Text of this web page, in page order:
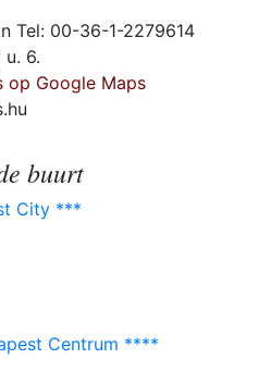
Tel: 00-36-1-2279614
u. 6.
op Google Maps
buurt
City ***
Centrum ****